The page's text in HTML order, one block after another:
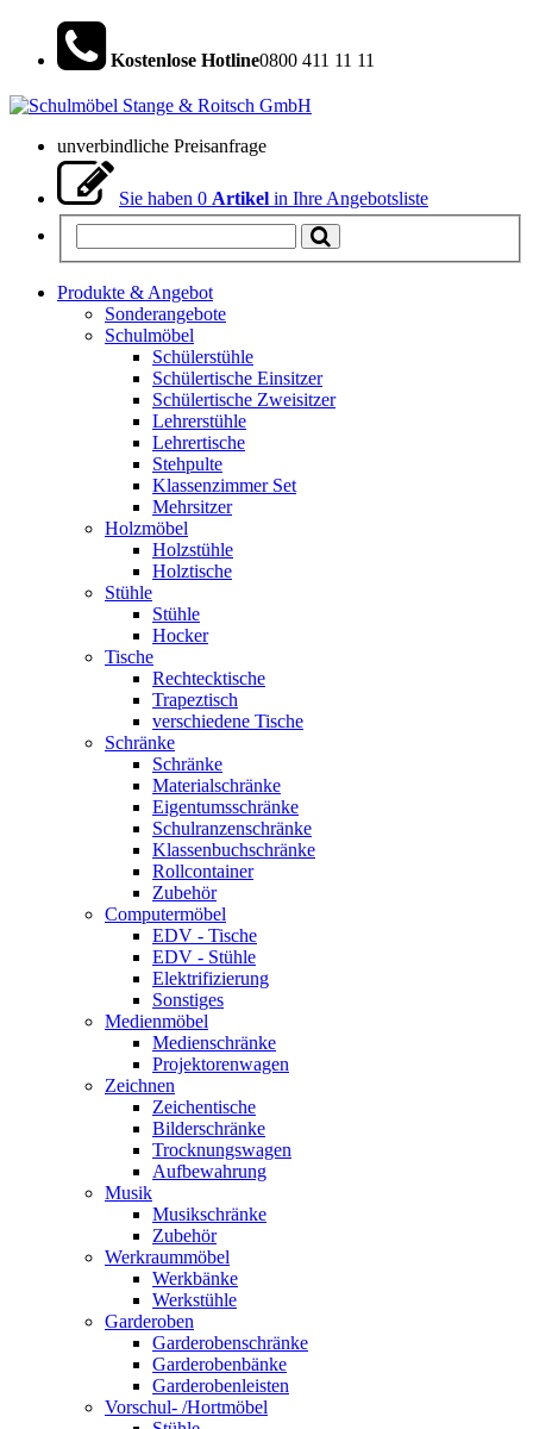
Kostenlose Hotline0800 411 11 11
unverbindliche Preisanfrage
Sie haben 0 Artikel in Ihre Angebotsliste
Produkte & Angebot
Sonderangebote
Schulmöbel
Schülerstühle
Schülertische Einsitzer
Schülertische Zweisitzer
Lehrerstühle
Lehrertische
Stehpulte
Klassenzimmer Set
Mehrsitzer
Holzmöbel
Holzstühle
Holztische
Stühle
Stühle
Hocker
Tische
Rechtecktische
Trapeztisch
verschiedene Tische
Schränke
Schränke
Materialschränke
Eigentumsschränke
Schulranzenschränke
Klassenbuchschränke
Rollcontainer
Zubehör
Computermöbel
EDV - Tische
EDV - Stühle
Elektrifizierung
Sonstiges
Medienmöbel
Medienschränke
Projektorenwagen
Zeichnen
Zeichentische
Bilderschränke
Trocknungswagen
Aufbewahrung
Musik
Musikschränke
Zubehör
Werkraummöbel
Werkbänke
Werkstühle
Garderoben
Garderobenschränke
Garderobenbänke
Garderobenleisten
Vorschul- /Hortmöbel